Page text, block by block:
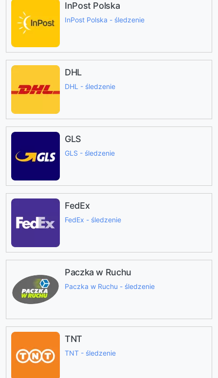
InPost Polska
InPost Polska - śledzenie
DHL
DHL - śledzenie
GLS
GLS - śledzenie
FedEx
FedEx - śledzenie
Paczka w Ruchu
Paczka w Ruchu - śledzenie
TNT
TNT - śledzenie